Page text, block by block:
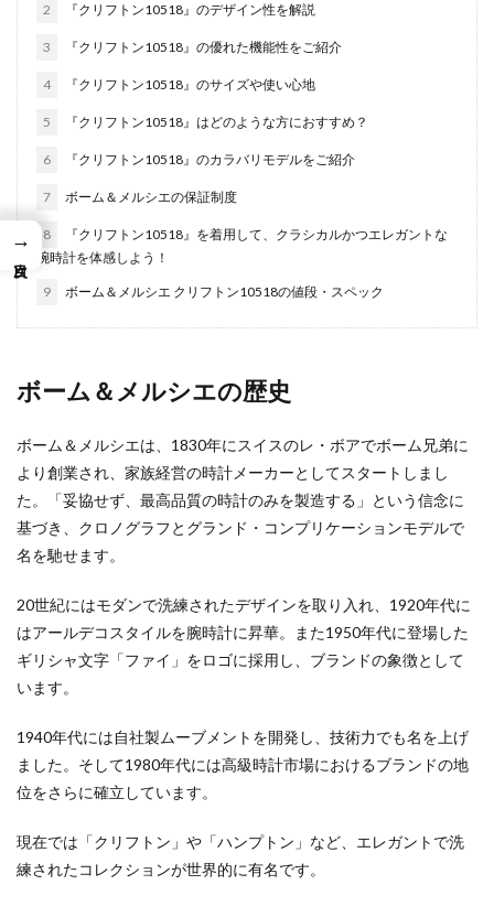
2 『クリフトン10518』のデザイン性を解説
3 『クリフトン10518』の優れた機能性をご紹介
4 『クリフトン10518』のサイズや使い心地
5 『クリフトン10518』はどのような方におすすめ？
6 『クリフトン10518』のカラバリモデルをご紹介
7 ボーム＆メルシエの保証制度
8
『クリフトン10518』を着用して、クラシカルかつエレガントな
腕時計を体感しよう！
9 ボーム＆メルシエ クリフトン10518の値段・スペック
ボーム＆メルシエの歴史
ボーム＆メルシエは、1830年にスイスのレ・ボアでボーム兄弟に
より創業され、家族経営の時計メーカーとしてスタートしまし
た。「妥協せず、最高品質の時計のみを製造する」という信念に
基づき、クロノグラフとグランド・コンプリケーションモデルで
名を馳せます。
20世紀にはモダンで洗練されたデザインを取り入れ、1920年代に
はアールデコスタイルを腕時計に昇華。また1950年代に登場した
ギリシャ文字「ファイ」をロゴに採用し、ブランドの象徴として
います。
1940年代には自社製ムーブメントを開発し、技術力でも名を上げ
ました。そして1980年代には高級時計市場におけるブランドの地
位をさらに確立しています。
現在では「クリフトン」や「ハンプトン」など、エレガントで洗
練されたコレクションが世界的に有名です。
→